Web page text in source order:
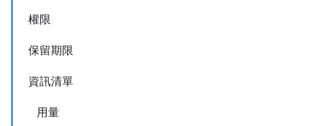
權限
保留期限
資訊清單
用量